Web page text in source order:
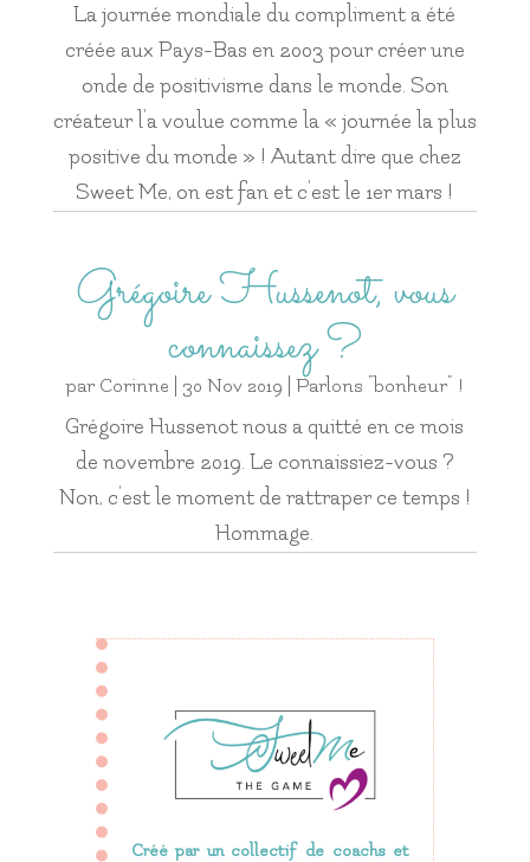
La journée mondiale du compliment a été
créée aux Pays-Bas en 2003 pour créer une
onde de positivisme dans le monde. Son
créateur l’a voulue comme la « journée la plus
positive du monde » ! Autant dire que chez
Sweet Me, on est fan et c’est le 1er mars !
Grégoire Hussenot, vous
connaissez ?
par Corinne 30 Nov 2019 |Parlons "bonheur" !
Grégoire Hussenot nous a quitté en ce mois
de novembre 2019. Le connaissiez-vous ?
Non, c’est le moment de rattraper ce temps !
Hommage.
Créé par un collectif de coachs et